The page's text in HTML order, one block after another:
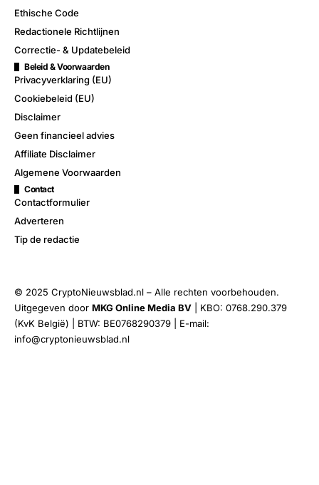
Ethische Code
Redactionele Richtlijnen
Correctie- & Updatebeleid
Beleid & Voorwaarden
Privacyverklaring (EU)
Cookiebeleid (EU)
Disclaimer
Geen financieel advies
Affiliate Disclaimer
Algemene Voorwaarden
Contact
Contactformulier
Adverteren
Tip de redactie
© 2025 CryptoNieuwsblad.nl – Alle rechten voorbehouden.
Uitgegeven door MKG Online Media BV | KBO: 0768.290.379
(KvK België) | BTW: BE0768290379 | E-mail:
info@cryptonieuwsblad.nl